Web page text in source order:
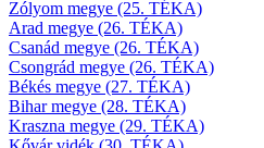
Zólyom megye (25. TÉKA)
Arad megye (26. TÉKA)
Csanád megye (26. TÉKA)
Csongrád megye (26. TÉKA)
Békés megye (27. TÉKA)
Bihar megye (28. TÉKA)
Kraszna megye (29. TÉKA)